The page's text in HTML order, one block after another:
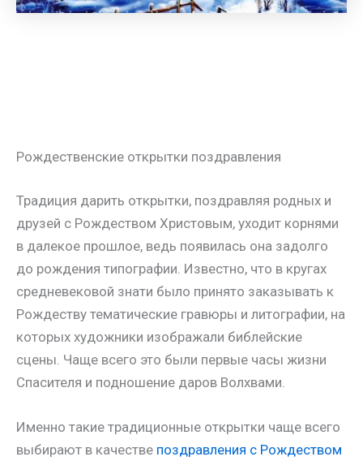
Рождественские открытки поздравления
Традиция дарить открытки, поздравляя родных и
друзей с Рождеством Христовым, уходит корнями
в далекое прошлое, ведь появилась она задолго
до рождения типографии. Известно, что в кругах
средневековой знати было принято заказывать к
Рождеству тематические гравюры и литографии, на
которых художники изображали библейские
сцены. Чаще всего это были первые часы жизни
Спасителя и подношение даров Волхвами.
Именно такие традиционные открытки чаще всего
выбирают в качестве поздравления с Рождеством